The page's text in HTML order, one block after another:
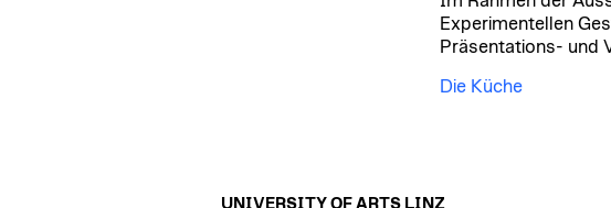
Experimentellen
Präsentations- und
Die Küche
UNIVERSITY OF ARTS LINZ